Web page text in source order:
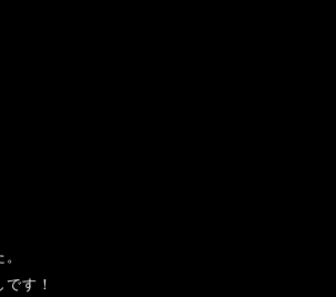
す！